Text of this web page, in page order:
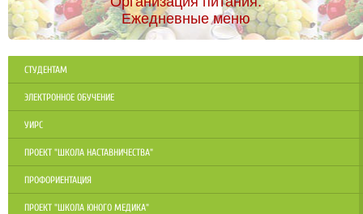
Ежедневные меню
СТУДЕНТАМ
ЭЛЕКТРОННОЕ ОБУЧЕНИЕ
УИРС
ПРОЕКТ "ШКОЛА НАСТАВНИЧЕСТВА"
ПРОФОРИЕНТАЦИЯ
ПРОЕКТ "ШКОЛА ЮНОГО МЕДИКА"